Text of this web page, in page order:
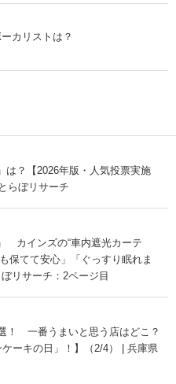
カリストは？
は？【2026年版・人気投票実施
らぼリサーチ
カインズの“車内遮光カーテ
保てて安心」「ぐっすり眠れま
リサーチ：2ページ目
！ 一番うまいと思う店はどこ？
ケーキの日」！】（2/4） | 兵庫県